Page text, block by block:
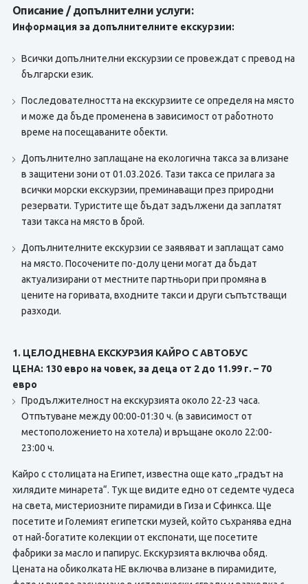
Описание / допълнителни услуги:
Информация за допълнителните екскурзии:
Всички допълнителни екскурзии се провеждат с превод на
български език.
Последователността на екскурзиите се определя на място
и може да бъде променена в зависимост от работното
време на посещаваните обекти.
Допълнително заплащане на екологична такса за влизане
в защитени зони от 01.03.2026. Тази такса се прилага за
всички морски екскурзии, преминаващи през природни
резервати. Туристите ще бъдат задължени да заплатят
тази такса на място в брой.
Допълнителните екскурзии се заявяват и заплащат само
на място. Посочените по-долу цени могат да бъдат
актуализирани от местните партньори при промяна в
цените на горивата, входните такси и други съпътстващи
разходи.
1. ЦЕЛОДНЕВНА ЕКСКУРЗИЯ КАЙРО С АВТОБУС
ЦЕНА: 130 евро на човек, за деца от 2 до 11.99 г. – 70
евро
Продължителност на екскурзията около 22-23 часа.
Отпътуване между 00:00-01:30 ч. (в зависимост от
местоположението на хотела) и връщане около 22:00-
23:00 ч.
Кайро с столицата на Египет, известна още като „градът на
хилядите минарета“. Тук ще видите едно от седемте чудеса
на света, мистериозните пирамиди в Гиза и Сфинкса. Ще
посетите и Големият египетски музей, който съхранява една
от най-богатите колекции от експонати, ще посетите
фабрики за масло и папирус. Екскурзията включва обяд.
Цената на обиколката НЕ включва влизане в пирамидите,